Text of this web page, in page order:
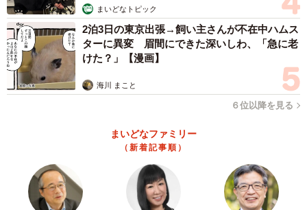
新型コロナウイルス感染症対策分科会のメンバーで日本医師会常任理事
の釜萢敏さん
まいどなトピック
2泊3日の東京出張→飼い主さんが不在中ハムス
ターに異変 眉間にできた深いしわ、「急に老
けた？」【漫画】
海川 まこと
６位以降を見る
まいどなファミリー
（新着記事順）